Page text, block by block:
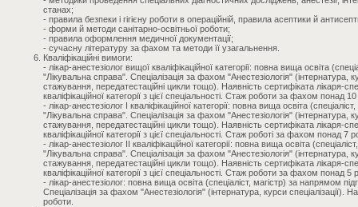
станах;
- правила безпеки і гігієну роботи в операційній, правила асептики й
- форми й методи санітарно-освітньої роботи;
- правила оформлення медичної документації;
- сучасну літературу за фахом та методи її узагальнення.
Кваліфікаційні вимоги:
- лікар-анестезіолог вищої кваліфікаційної категорії: повна вища освіта
"Лікувальна справа". Спеціалізація за фахом "Анестезіологія" (інтернатура,
стажування, передатестаційні цикли тощо). Наявність сертифіката лікаря-
кваліфікаційної категорії з цієї спеціальності. Стаж роботи за фахом понад 10
- лікар-анестезіолог І кваліфікаційної категорії: повна вища освіта
"Лікувальна справа". Спеціалізація за фахом "Анестезіологія" (інтернатура,
стажування, передатестаційні цикли тощо). Наявність сертифіката лікаря-
кваліфікаційної категорії з цієї спеціальності. Стаж роботі за фахом понад 7
- лікар-анестезіолог II кваліфікаційної категорії: повна вища освіта
"Лікувальна справа". Спеціалізація за фахом "Анестезіологія" (інтернатура,
стажування, передатестаційні цикли тощо). Наявність сертифіката лікаря-
кваліфікаційної категорії з цієї спеціальності. Стаж роботи за фахом понад 5
- лікар-анестезіолог: повна вища освіта (спеціаліст, магістр) за напрямом
Спеціалізація за фахом "Анестезіологія" (інтернатура, курси спеціалізації).
роботи.